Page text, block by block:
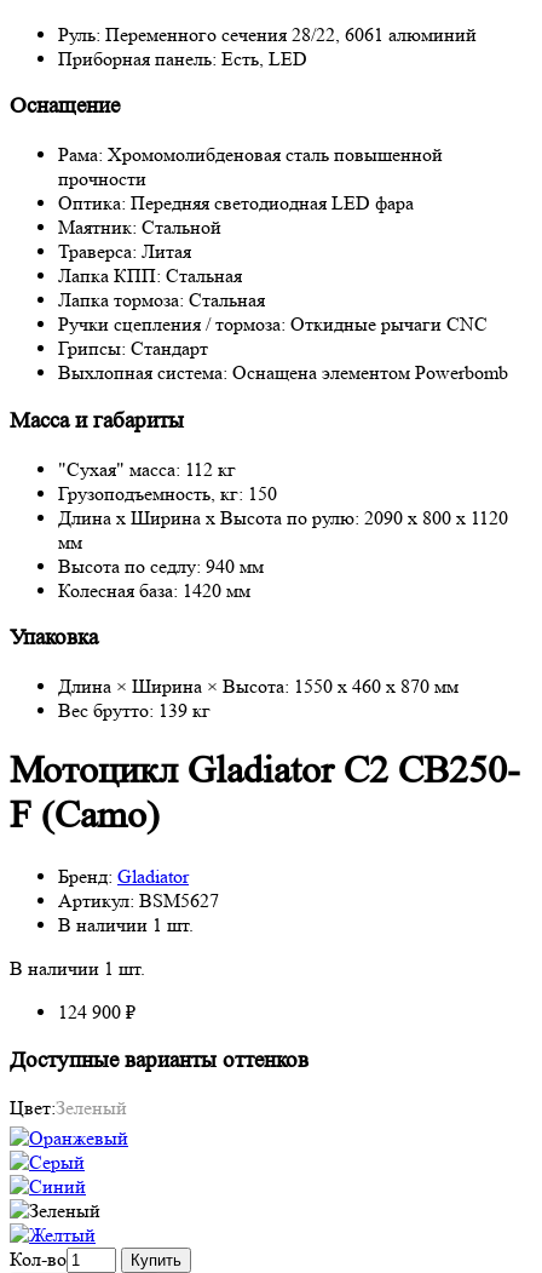
Руль: Переменного сечения 28/22, 6061 алюминий
Приборная панель: Есть, LED
Оснащение
Рама: Хромомолибденовая сталь повышенной
прочности
Оптика: Передняя светодиодная LED фара
Маятник: Стальной
Траверса: Литая
Лапка КПП: Стальная
Лапка тормоза: Стальная
Ручки сцепления / тормоза: Откидные рычаги CNC
Грипсы: Стандарт
Выхлопная система: Оснащена элементом Powerbomb
Масса и габариты
"Сухая" масса: 112 кг
Грузоподъемность, кг: 150
Длина х Ширина х Высота по рулю: 2090 x 800 x 1120
мм
Высота по седлу: 940 мм
Колесная база: 1420 мм
Упаковка
Длина × Ширина × Высота: 1550 х 460 х 870 мм
Вес брутто: 139 кг
Мотоцикл Gladiator C2 CB250-
F (Camo)
Бренд: Gladiator
Артикул: BSM5627
В наличии 1 шт.
В наличии 1 шт.
124 900 ₽
Доступные варианты оттенков
Цвет:Зеленый
Кол-во
Купить